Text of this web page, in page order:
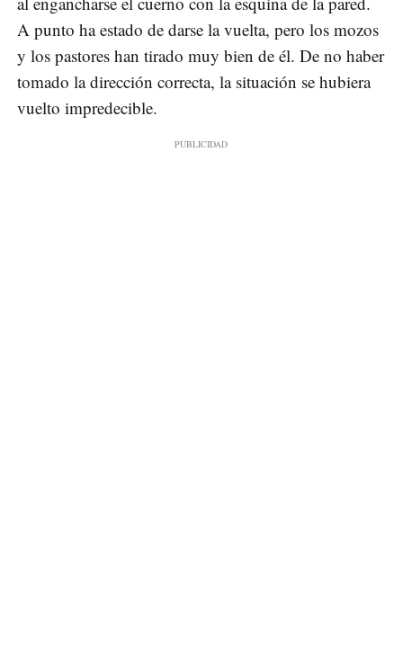
A punto ha estado de darse la vuelta, pero los mozos
y los pastores han tirado muy bien de él. De no haber
tomado la dirección correcta, la situación se hubiera
vuelto impredecible.